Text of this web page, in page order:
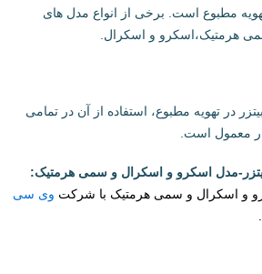
مطبوع است. برخی از انواع مدل های
هرمتیک،اسکرو و اسکرال.
در تهویه مطبوع، استفاده از آن در تمامی
معمول است.
-مدل اسکرو و اسکرال و سمی هرمتیک:
و اسکرال و سمی هرمتیک با شرکت وی سی